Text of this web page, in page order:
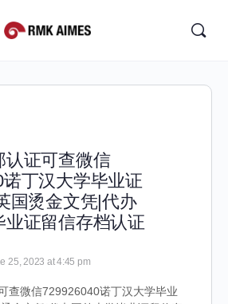
认证可查微信
诺丁汉大学毕业证
国烫金文凭|代办
业证留信存档认证
25, 2023 at 4:45 pm
查微信729926040诺丁汉大学毕业